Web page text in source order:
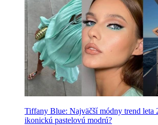
Tiffany Blue: Najväčší módny trend leta
ikonickú pastelovú modrú?